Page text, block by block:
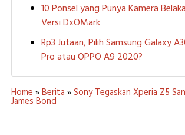
10 Ponsel yang Punya Kamera
Versi DxOMark
Rp3 Jutaan, Pilih Samsung Galaxy
Pro atau OPPO A9 2020?
Home »Berita »Sony Tegaskan Xperia Z5
James Bond